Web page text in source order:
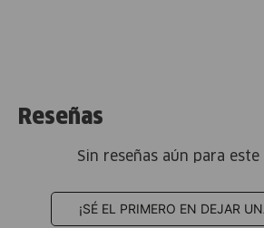
Reseñas
Sin reseñas aún para
¡SÉ EL PRIMERO EN DEJAR